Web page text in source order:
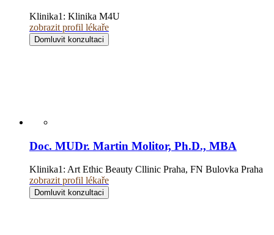
Klinika1: Klinika M4U
zobrazit profil lékaře
Domluvit konzultaci
Doc. MUDr. Martin Molitor, Ph.D., MBA
Klinika1: Art Ethic Beauty Cllinic Praha, FN Bulovka Praha
zobrazit profil lékaře
Domluvit konzultaci